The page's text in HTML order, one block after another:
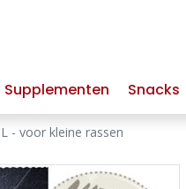
Supplementen Snacks
- voor kleine rassen